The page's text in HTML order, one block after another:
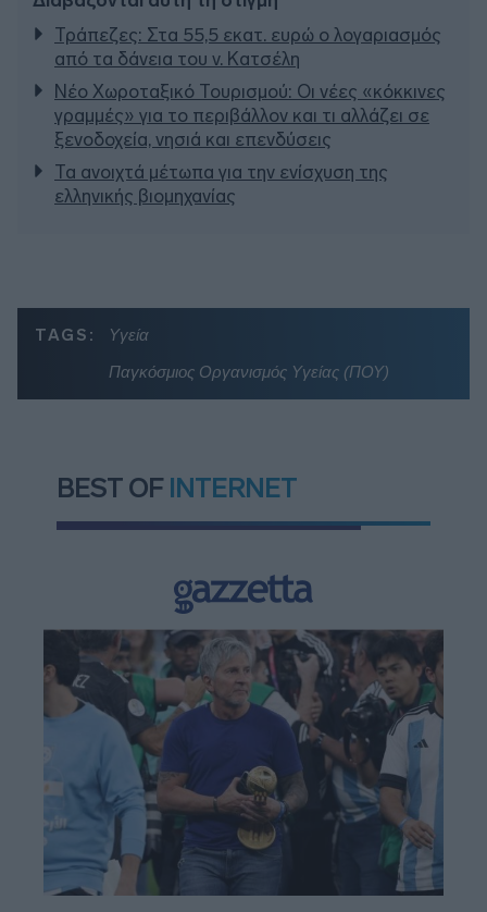
Τράπεζες: Στα 55,5 εκατ. ευρώ ο λογαριασμός
από τα δάνεια του ν. Κατσέλη
Νέο Χωροταξικό Τουρισμού: Οι νέες «κόκκινες
γραμμές» για το περιβάλλον και τι αλλάζει σε
ξενοδοχεία, νησιά και επενδύσεις
Τα ανοιχτά μέτωπα για την ενίσχυση της
ελληνικής βιομηχανίας
TAGS:
Υγεία
Παγκόσμιος Οργανισμός Υγείας (ΠΟΥ)
BEST OF INTERNET